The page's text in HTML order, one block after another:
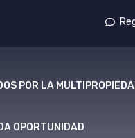
POR LA
OPORTUNIDAD